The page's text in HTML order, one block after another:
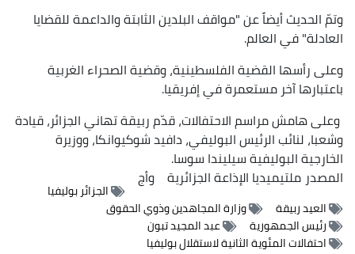
وتمّ الحديث أيضاً عن "مواقف البلدين الثابتة والداعمة للقضايا
العادلة" في العالم.
وعلى رأسها القضية الفلسطينية، وقضية الصحراء الغربية
باعتبارها آخر مستعمرة في إفريقيا.
وعلى هامش مراسم الاحتفالات، قدّم ربيقة تهاني الجزائر، قيادة
وشعبا، لنائب الرئيس البوليفي، دافيد شوكيوانكا، ووزيرة
الخارجية البوليفية سيليندا سوسا.
المصدرملتيميديا الإذاعة الجزائرية وأج
الجزائر بوليفيا
العيد ربيقة
وزارة المجاهدين وذوي الحقوق
رئيس الجمهورية
عبد المجيد تبون
احتفالات المئوية الثانية لاستقلال بوليفيا